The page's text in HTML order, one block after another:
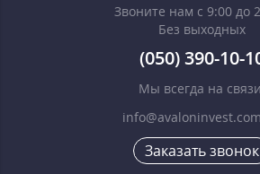
Звоните нам с 9:00 до
Без выходных
(050) 390-10-
Мы всегда на
Заказать звонок